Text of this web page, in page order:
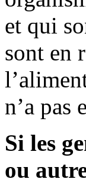
et qui
sont en
n’a pas
Si les
ou